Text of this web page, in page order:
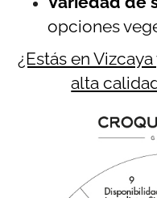
opciones
¿Estás en
alta